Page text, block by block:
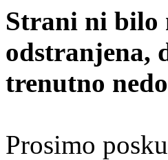
Strani ni bilo
odstranjena,
trenutno
Prosimo